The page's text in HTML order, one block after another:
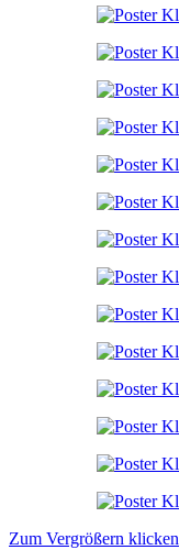
Zum Vergrößern klicken